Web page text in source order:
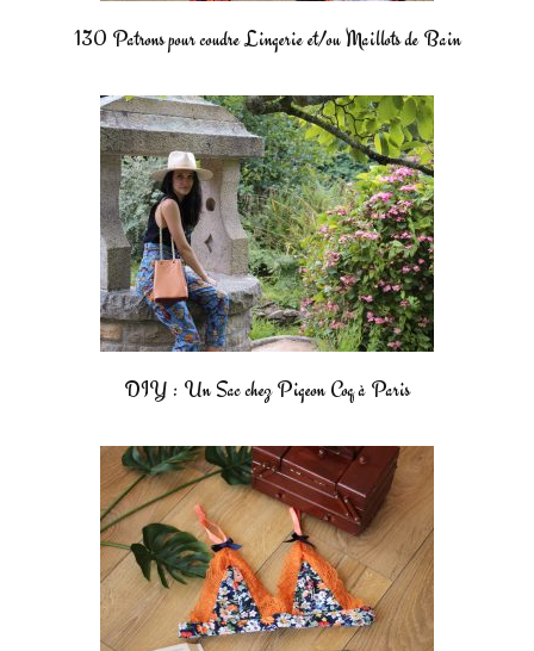
130 Patrons pour coudre Lingerie et/ou Maillots de Bain
DIY : Un Sac chez Pigeon Coq à Paris